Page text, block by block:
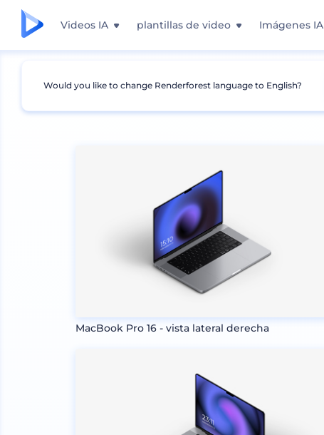
Videos IA plantillas de video Imágenes IA
Mockups Dispositivos Mockup de Portátil
MacBook Pro 16 - vista lateral derecha
Would you like to change Renderforest language to English?